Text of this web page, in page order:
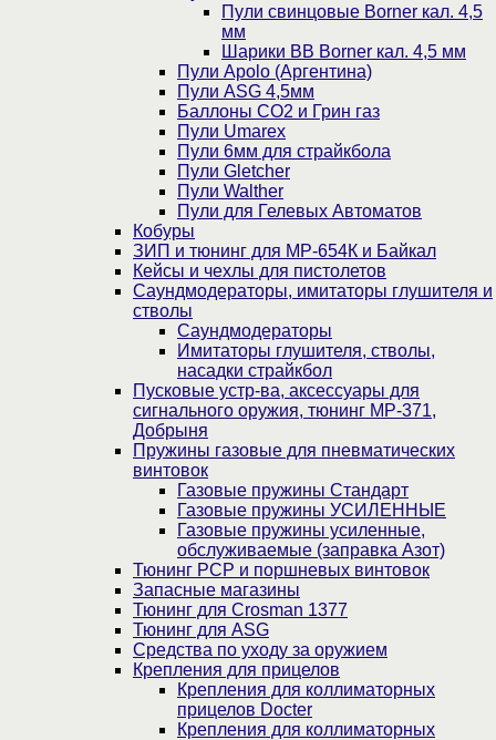
Пули свинцовые Borner кал. 4,5
мм
Шарики BB Borner кал. 4,5 мм
Пули Apolo (Аргентина)
Пули ASG 4,5мм
Баллоны CO2 и Грин газ
Пули Umarex
Пули 6мм для страйкбола
Пули Gletcher
Пули Walther
Пули для Гелевых Автоматов
Кобуры
ЗИП и тюнинг для МР-654К и Байкал
Кейсы и чехлы для пистолетов
Саундмодераторы, имитаторы глушителя и
стволы
Саундмодераторы
Имитаторы глушителя, стволы,
насадки страйкбол
Пусковые устр-ва, аксессуары для
сигнального оружия, тюнинг МР-371,
Добрыня
Пружины газовые для пневматических
винтовок
Газовые пружины Стандарт
Газовые пружины УСИЛЕННЫЕ
Газовые пружины усиленные,
обслуживаемые (заправка Азот)
Тюнинг PCP и поршневых винтовок
Запасные магазины
Тюнинг для Crosman 1377
Тюнинг для ASG
Средства по уходу за оружием
Крепления для прицелов
Крепления для коллиматорных
прицелов Docter
Крепления для коллиматорных